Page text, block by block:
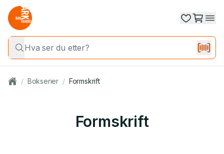
/ Bokserier / Formskrift
Formskrift